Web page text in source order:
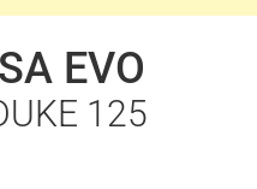
EVO
125